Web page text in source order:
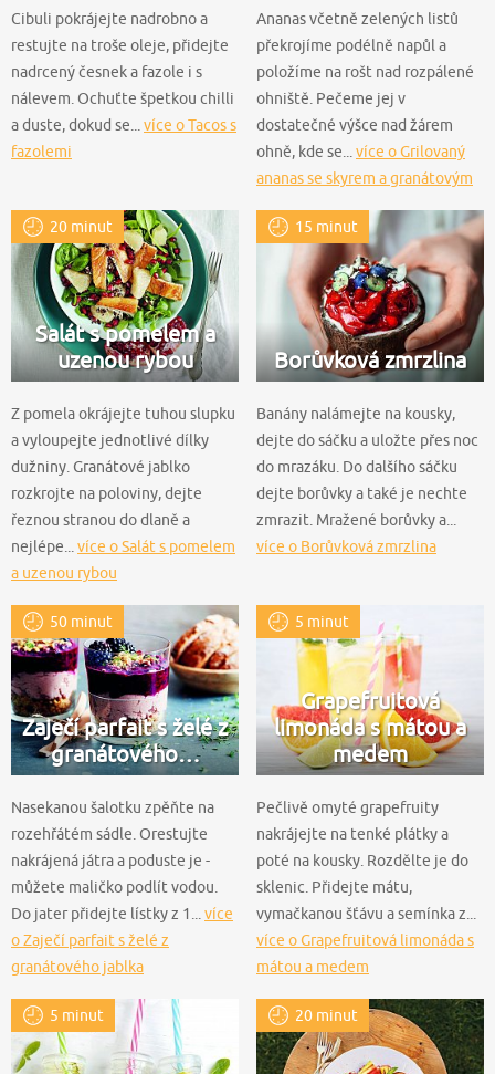
Cibuli pokrájejte nadrobno a
restujte na troše oleje, přidejte
nadrcený česnek a fazole i s
nálevem. Ochuťte špetkou chilli
a duste, dokud se...více o Tacos s
fazolemi
Ananas včetně zelených listů
překrojíme podélně napůl a
položíme na rošt nad rozpálené
ohniště. Pečeme jej v
dostatečné výšce nad žárem
ohně, kde se...více o Grilovaný
ananas se skyrem a granátovým
20 minut
Salát s pomelem a
uzenou rybou
Z pomela okrájejte tuhou slupku
a vyloupejte jednotlivé dílky
dužniny. Granátové jablko
rozkrojte na poloviny, dejte
řeznou stranou do dlaně a
nejlépe... více o Salát s pomelem
a uzenou rybou
15 minut
Borůvková zmrzlina
Banány nalámejte na kousky,
dejte do sáčku a uložte přes noc
do mrazáku. Do dalšího sáčku
dejte borůvky a také je nechte
zmrazit. Mražené borůvky a...
více o Borůvková zmrzlina
50 minut
Zaječí parfait s želé z
granátového…
Nasekanou šalotku zpěňte na
rozehřátém sádle. Orestujte
nakrájená játra a poduste je -
můžete maličko podlít vodou.
Do jater přidejte lístky z 1... více
o Zaječí parfait s želé z
granátového jablka
5 minut
Grapefruitová
limonáda s mátou a
medem
Pečlivě omyté grapefruity
nakrájejte na tenké plátky a
poté na kousky. Rozdělte je do
sklenic. Přidejte mátu,
vymačkanou šťávu a semínka z...
více o Grapefruitová limonáda s
mátou a medem
5 minut 20 minut